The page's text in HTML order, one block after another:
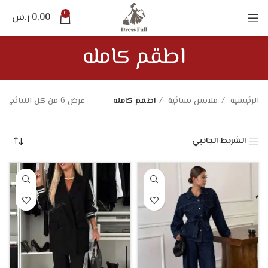
0
0,00 ر.س
اطقم كامله
الرئيسية ملابس نسائية اطقم كامله عرض ⁦6⁩ من كل النتائج
الشريط الجانبي